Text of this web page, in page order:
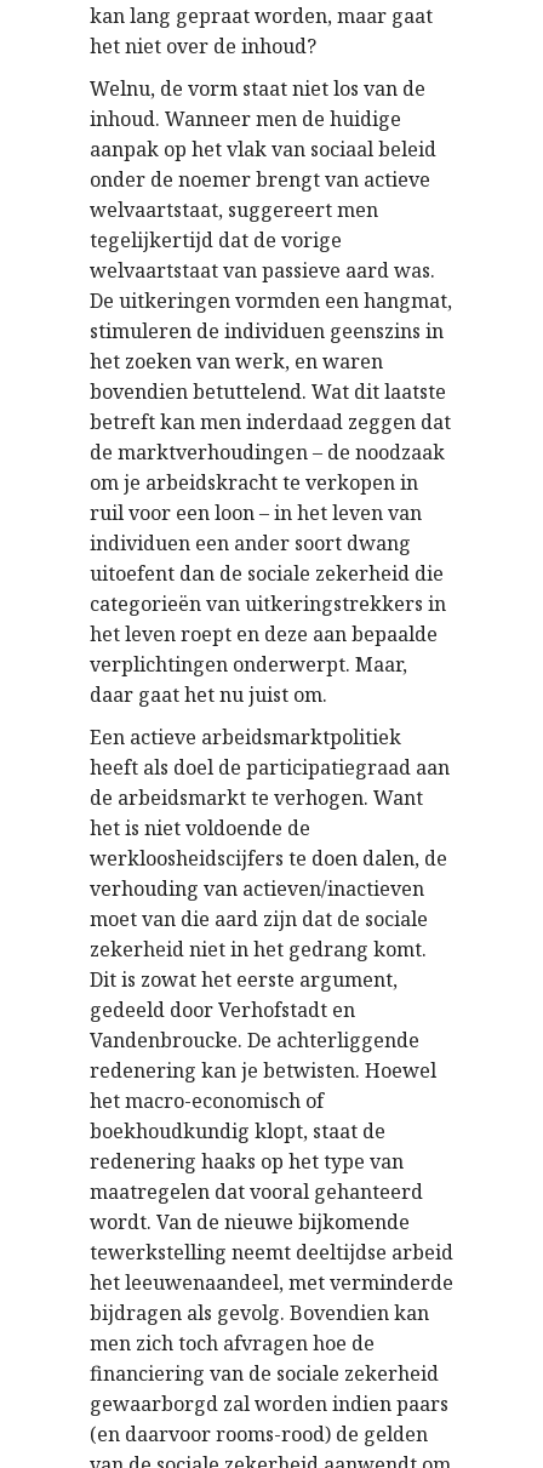
kan lang gepraat worden, maar gaat
het niet over de inhoud?
Welnu, de vorm staat niet los van de
inhoud. Wanneer men de huidige
aanpak op het vlak van sociaal beleid
onder de noemer brengt van actieve
welvaartstaat, suggereert men
tegelijkertijd dat de vorige
welvaartstaat van passieve aard was.
De uitkeringen vormden een hangmat,
stimuleren de individuen geenszins in
het zoeken van werk, en waren
bovendien betuttelend. Wat dit laatste
betreft kan men inderdaad zeggen dat
de marktverhoudingen – de noodzaak
om je arbeidskracht te verkopen in
ruil voor een loon – in het leven van
individuen een ander soort dwang
uitoefent dan de sociale zekerheid die
categorieën van uitkeringstrekkers in
het leven roept en deze aan bepaalde
verplichtingen onderwerpt. Maar,
daar gaat het nu juist om.
Een actieve arbeidsmarktpolitiek
heeft als doel de participatiegraad aan
de arbeidsmarkt te verhogen. Want
het is niet voldoende de
werkloosheidscijfers te doen dalen, de
verhouding van actieven/inactieven
moet van die aard zijn dat de sociale
zekerheid niet in het gedrang komt.
Dit is zowat het eerste argument,
gedeeld door Verhofstadt en
Vandenbroucke. De achterliggende
redenering kan je betwisten. Hoewel
het macro-economisch of
boekhoudkundig klopt, staat de
redenering haaks op het type van
maatregelen dat vooral gehanteerd
wordt. Van de nieuwe bijkomende
tewerkstelling neemt deeltijdse arbeid
het leeuwenaandeel, met verminderde
bijdragen als gevolg. Bovendien kan
men zich toch afvragen hoe de
financiering van de sociale zekerheid
gewaarborgd zal worden indien paars
(en daarvoor rooms-rood) de gelden